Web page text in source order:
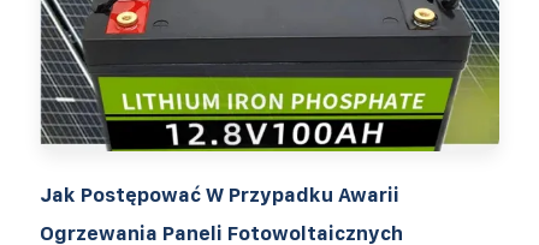
Jak Postępować W Przypadku Awarii
Ogrzewania Paneli Fotowoltaicznych